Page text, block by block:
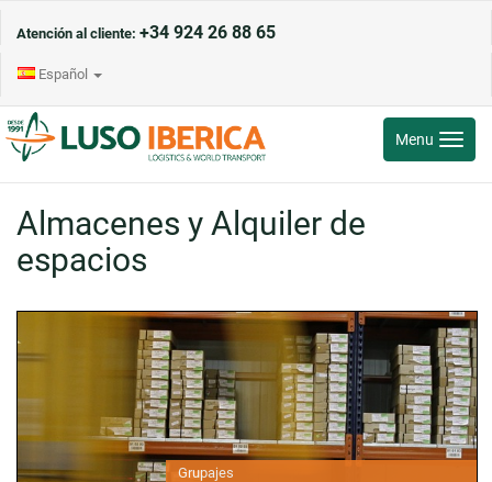
Atención al cliente: +34 924 26 88 65
Español
Toggle
Menu
Almacenes y Alquiler de
espacios
Grupajes